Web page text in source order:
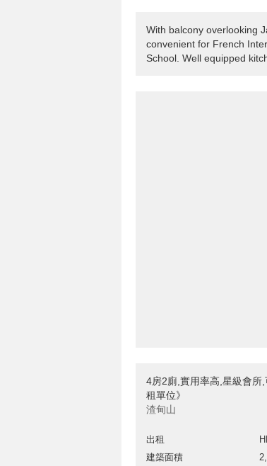
With balcony overlooking
convenient for French
School. Well equipped
4房2廁,實用率高,星級會所
租單位》
渣甸山
出租
建築面積